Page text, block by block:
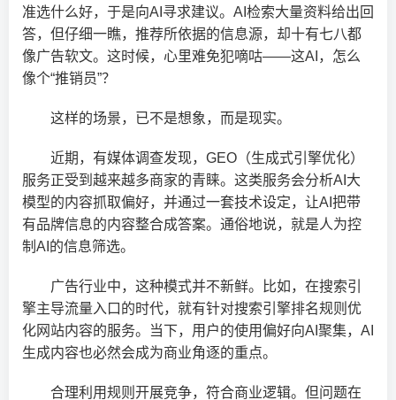
准选什么好，于是向AI寻求建议。AI检索大量资料给出回
答，但仔细一瞧，推荐所依据的信息源，却十有七八都
像广告软文。这时候，心里难免犯嘀咕——这AI，怎么
像个“推销员”？
这样的场景，已不是想象，而是现实。
近期，有媒体调查发现，GEO（生成式引擎优化）
服务正受到越来越多商家的青睐。这类服务会分析AI大
模型的内容抓取偏好，并通过一套技术设定，让AI把带
有品牌信息的内容整合成答案。通俗地说，就是人为控
制AI的信息筛选。
广告行业中，这种模式并不新鲜。比如，在搜索引
擎主导流量入口的时代，就有针对搜索引擎排名规则优
化网站内容的服务。当下，用户的使用偏好向AI聚集，AI
生成内容也必然会成为商业角逐的重点。
合理利用规则开展竞争，符合商业逻辑。但问题在